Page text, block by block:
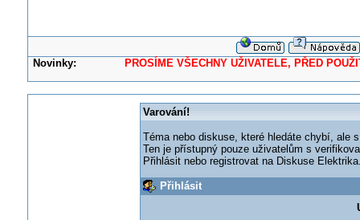
Novinky: PROSÍME VŠECHNY UŽIVATELE, PŘED
Varování!
Téma nebo diskuse, které hledáte chybí, ale
Ten je přístupný pouze uživatelům s
Přihlásit nebo registrovat na Diskuse
Přihlásit